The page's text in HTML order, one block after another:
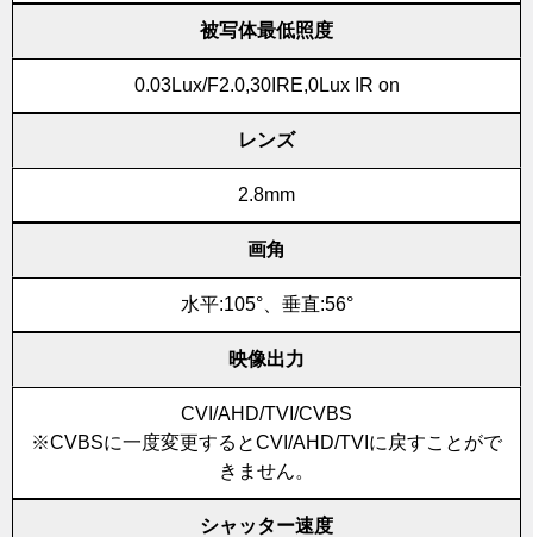
被写体最低照度
0.03Lux/F2.0,30IRE,0Lux IR on
レンズ
2.8mm
画角
水平:105°、垂直:56°
映像出力
CVI/AHD/TVI/CVBS
※CVBSに一度変更するとCVI/AHD/TVIに戻すことがで
きません。
シャッター速度